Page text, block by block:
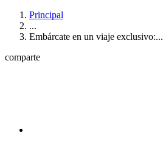
Principal
...
Embárcate en un viaje exclusivo:...
comparte